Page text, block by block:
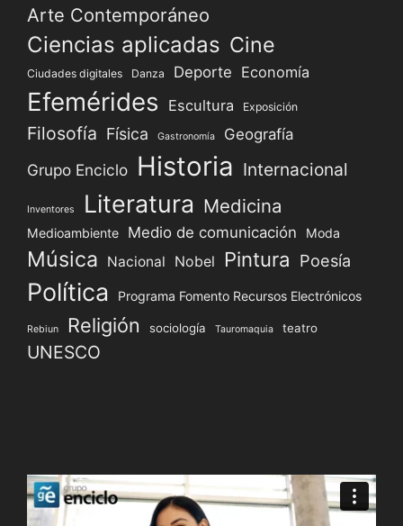
Arte Contemporáneo
Ciencias aplicadas Cine
Ciudades digitales Danza Deporte Economía
Efemérides Escultura Exposición
Filosofía Física Gastronomía Geografía
Grupo Enciclo Historia Internacional
Inventores Literatura Medicina
Medioambiente Medio de comunicación Moda
Música Nacional Nobel Pintura Poesía
Política Programa Fomento Recursos Electrónicos
Rebiun Religión sociología Tauromaquia teatro
UNESCO